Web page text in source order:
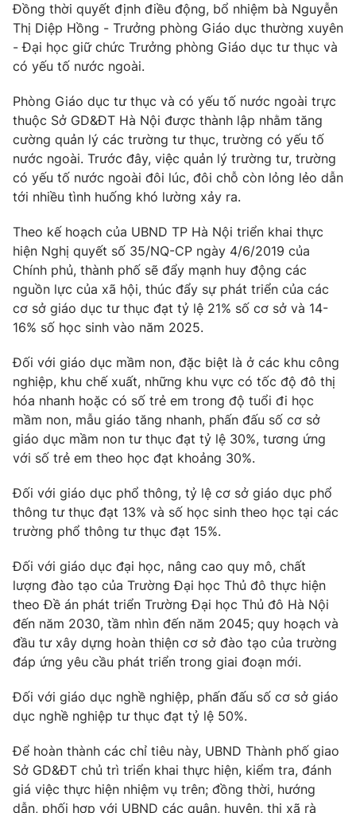
Câu chuyện quốc tế
Tài chính
Thị trường
Góc doanh nghiệp
Dữ liệu và đời sống
Truyền hình
Phim VTV
Hậu trường
Nhân vật
Khán giả
Giải sao mai
Giải trí
Điện ảnh
Âm nhạc
Đời sống
Du lịch
Làm đẹp
Chất lượng cuộc sống
Tuyển sinh
Học trực tuyến
Công nghệ
Hitech Công nghệ tương lai
Sản phẩm
Thị trường
Tư vấn
Giao lưu trực tuyến
Chuyên mục khác
Emagazine Podcast
Photo
Video Shorts video
VTV Money VTV Thể thao
VTV Sức khoẻ Bất động sản
Thị trường 24h Tấm lòng Việt
VTV4 Vươn mình bằng AI
VTV9 VTV8
Liên hệ tòa soạn English
Đồng thời quyết định điều động, bổ nhiệm bà Nguyễn
Thị Diệp Hồng - Trưởng phòng Giáo dục thường xuyên
- Đại học giữ chức Trưởng phòng Giáo dục tư thục và
có yếu tố nước ngoài.
Phòng Giáo dục tư thục và có yếu tố nước ngoài trực
thuộc Sở GD&ĐT Hà Nội được thành lập nhằm tăng
cường quản lý các trường tư thục, trường có yếu tố
nước ngoài. Trước đây, việc quản lý trường tư, trường
có yếu tố nước ngoài đôi lúc, đôi chỗ còn lỏng lẻo dẫn
tới nhiều tình huống khó lường xảy ra.
Theo kế hoạch của UBND TP Hà Nội triển khai thực
hiện Nghị quyết số 35/NQ-CP ngày 4/6/2019 của
Chính phủ, thành phố sẽ đẩy mạnh huy động các
nguồn lực của xã hội, thúc đẩy sự phát triển của các
cơ sở giáo dục tư thục đạt tỷ lệ 21% số cơ sở và 14-
16% số học sinh vào năm 2025.
Đối với giáo dục mầm non, đặc biệt là ở các khu công
nghiệp, khu chế xuất, những khu vực có tốc độ đô thị
hóa nhanh hoặc có số trẻ em trong độ tuổi đi học
mầm non, mẫu giáo tăng nhanh, phấn đấu số cơ sở
giáo dục mầm non tư thục đạt tỷ lệ 30%, tương ứng
với số trẻ em theo học đạt khoảng 30%.
Đối với giáo dục phổ thông, tỷ lệ cơ sở giáo dục phổ
thông tư thục đạt 13% và số học sinh theo học tại các
trường phổ thông tư thục đạt 15%.
Đối với giáo dục đại học, nâng cao quy mô, chất
lượng đào tạo của Trường Đại học Thủ đô thực hiện
theo Đề án phát triển Trường Đại học Thủ đô Hà Nội
đến năm 2030, tầm nhìn đến năm 2045; quy hoạch và
đầu tư xây dựng hoàn thiện cơ sở đào tạo của trường
đáp ứng yêu cầu phát triển trong giai đoạn mới.
Đối với giáo dục nghề nghiệp, phấn đấu số cơ sở giáo
dục nghề nghiệp tư thục đạt tỷ lệ 50%.
Để hoàn thành các chỉ tiêu này, UBND Thành phố giao
Sở GD&ĐT chủ trì triển khai thực hiện, kiểm tra, đánh
giá việc thực hiện nhiệm vụ trên; đồng thời, hướng
dẫn, phối hợp với UBND các quận, huyện, thị xã rà